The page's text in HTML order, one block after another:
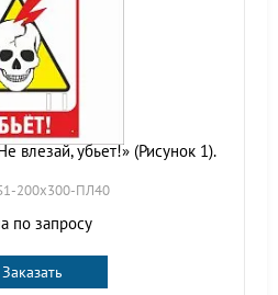
влезай, убьет!» (Рисунок 1).
200х300-ПЛ40
по запросу
Заказать